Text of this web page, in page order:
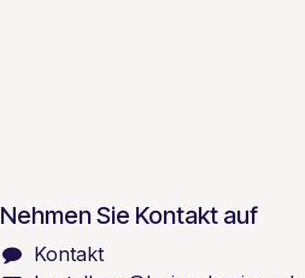
Nehmen Sie Kontakt auf
Kontakt